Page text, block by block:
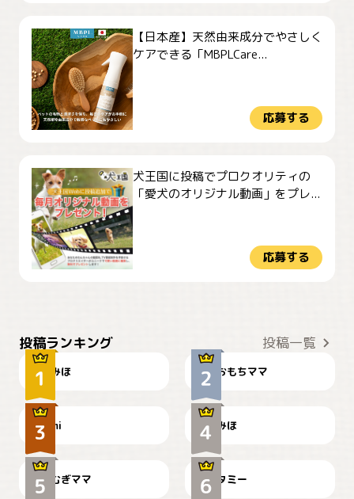
【日本産】天然由来成分でやさしく
ケアできる「MBPLCare...
応募する
犬王国に投稿でプロクオリティの
「愛犬のオリジナル動画」をプレ...
応募する
投稿ランキング 投稿一覧
みほ おもちママ
可愛い？
mi
見てるぞぉ
みほ
🌻とむぎ！
むぎママ
ドーベルマンのお友達邸に
て
タミー